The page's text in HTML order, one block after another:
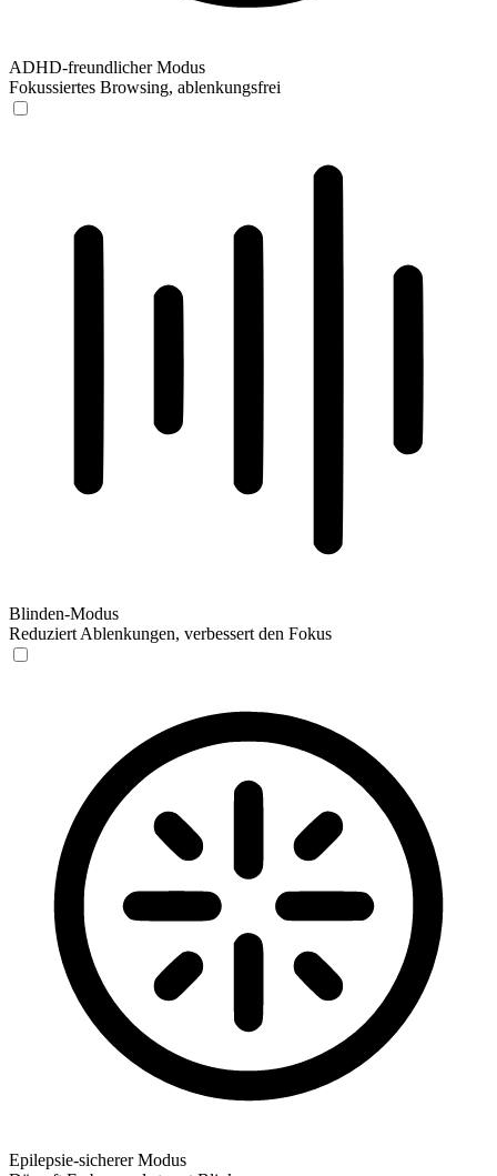
ADHD-freundlicher Modus
Fokussiertes Browsing, ablenkungsfrei
Blinden-Modus
Reduziert Ablenkungen, verbessert den Fokus
Epilepsie-sicherer Modus